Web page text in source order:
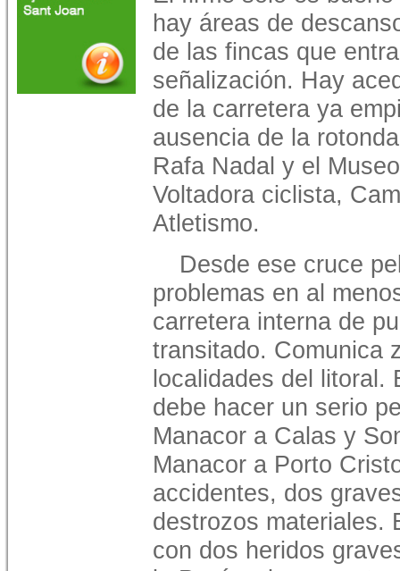
hay áreas de
de las fincas que
señalización. Hay
de la carretera ya
ausencia de la
Rafa Nadal y el
Voltadora ciclista,
Atletismo.
Desde ese cruce
problemas en al
carretera interna de
transitado. Comunica
localidades del litoral.
debe hacer un serio
Manacor a Calas y
Manacor a Porto
accidentes, dos
destrozos materiales.
con dos heridos